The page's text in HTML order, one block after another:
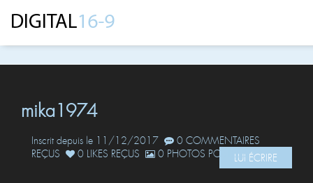
mika1974
Inscrit depuis le 11/12/2017
0 COMMENTAIRES
REÇUS
0 LIKES REÇUS 0 PHOTOS POSTÉESLUI ÉCRIRE